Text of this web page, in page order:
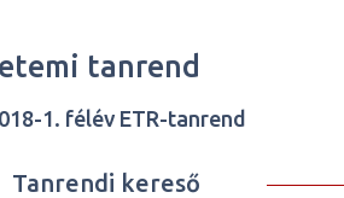
tanrend
1. félév ETR-tanrend
Tanrendi kereső